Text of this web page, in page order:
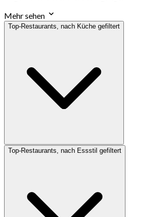
Mehr sehen
Top-Restaurants, nach Küche gefiltert
Top-Restaurants, nach Essstil gefiltert